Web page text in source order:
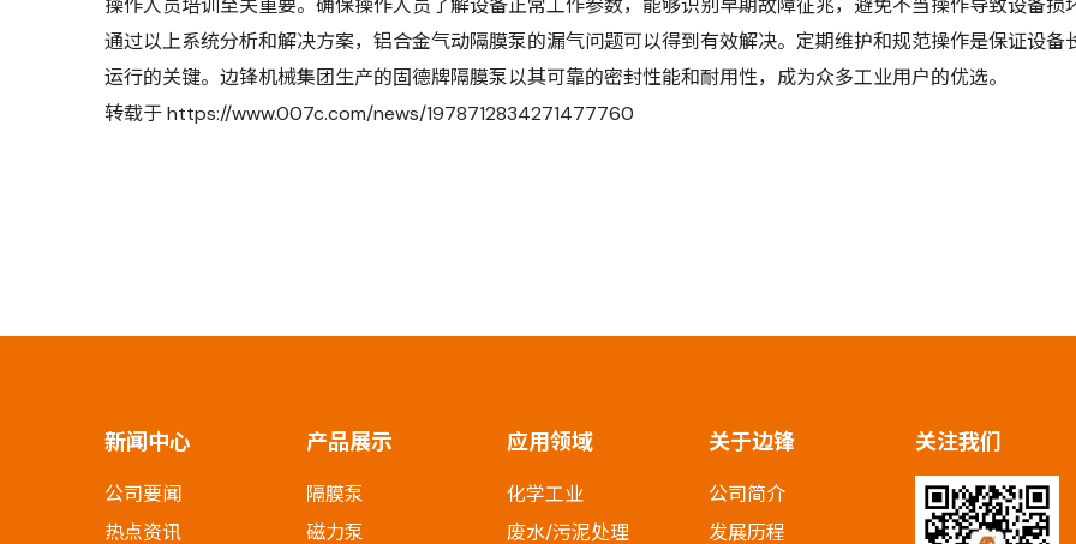
操作人员培训至关重要。确保操作人员了解设备正常工作参数，能够识别早期故障征兆，避免不当操作导致设备损
通过以上系统分析和解决方案，铝合金气动隔膜泵的漏气问题可以得到有效解决。定期维护和规范操作是保证设备
运行的关键。边锋机械集团生产的固德牌隔膜泵以其可靠的密封性能和耐用性，成为众多工业用户的优选。
转载于https://www.007c.com/news/1978712834271477760
新闻中心
公司要闻
热点资讯
产品展示
隔膜泵
磁力泵
应用领域
化学工业
废水/污泥处理
关于边锋
公司简介
发展历程
关注我们